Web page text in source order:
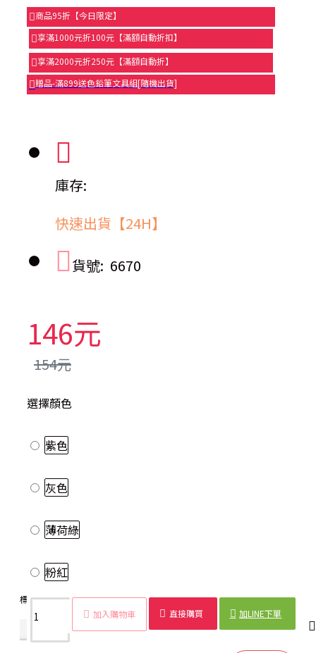
商品95折【今日限定】
享滿1000元折100元【滿額自動折扣】
享滿2000元折250元【滿額自動折】
贈品-滿899送色鉛筆文具組[隨機出貨]
庫存:
快速出貨【24H】
貨號: 6670
146元
154元
選擇顏色
紫色
灰色
薄荷綠
粉紅
加入購物車 直接購買 加LINE下單
標籤： 收納袋 折疊 旅行 二代 單肩包 內衣 鞋子 衣物
商品詳情 配送時間